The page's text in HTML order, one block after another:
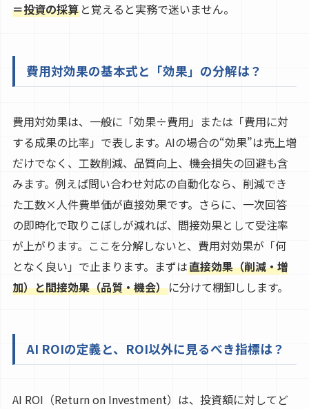
＝投資の採算と覚えると実務で迷いません。
費用対効果の基本式と「効果」の分解は？
費用対効果は、一般に「効果÷費用」または「費用に対
する成果の比率」で表します。AIの場合の“効果”は売上増
だけでなく、工数削減、品質向上、機会損失の回避も含
みます。例えば問い合わせ対応の自動化なら、削減でき
た工数×人件費単価が直接効果です。さらに、一次回答
の即時化で取りこぼしが減れば、間接効果として受注率
が上がります。ここを分解しないと、費用対効果が「何
となく良い」で止まります。まずは直接効果（削減・増
加）と間接効果（品質・機会）に分けて棚卸しします。
AI ROIの定義と、ROI以外に見るべき指標は？
AI ROI（Return on Investment）は、投資額に対してど